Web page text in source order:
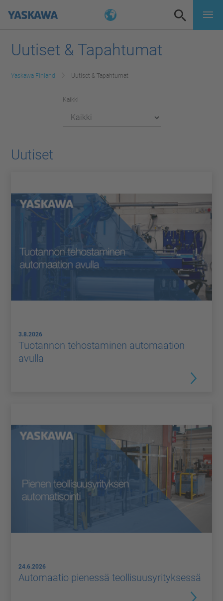
Uutiset & Tapahtumat
Yaskawa Finland Uutiset & Tapahtumat
Kaikki
Uutiset
3.8.2026
Tuotannon tehostaminen automaation
avulla
24.6.2026
Automaatio pienessä teollisuusyrityksessä